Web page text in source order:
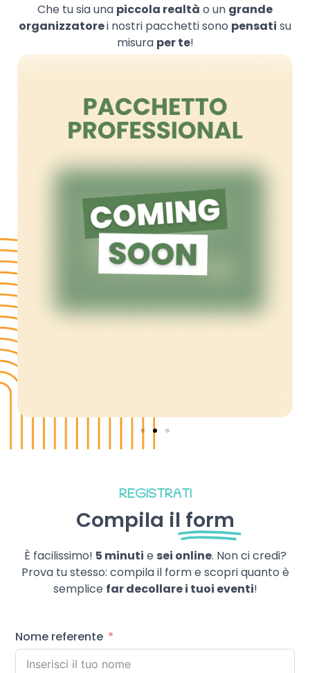
Che tu sia una piccola realtà o un grande
organizzatorei nostri pacchetti sono pensati su
misura per te!
REGISTRATI
Compila il form
È facilissimo! 5 minuti e sei online. Non ci credi?
Prova tu stesso: compila il form e scopri quanto è
semplice far decollare i tuoi eventi!
Nome referente